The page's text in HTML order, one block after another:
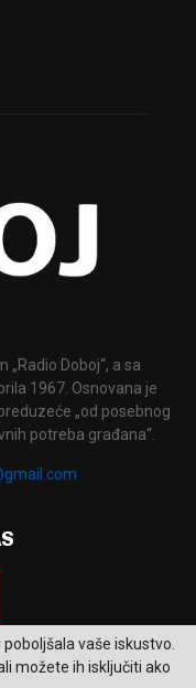
Doboj“, a sa
1967. Osnovana je
„od posebnog
potreba građana“.
vaše iskustvo.
možete ih isključiti ako